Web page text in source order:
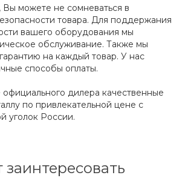
Вы можете не сомневаться в
товара. Для поддержания
вашего оборудования мы
обслуживание. Также мы
на каждый товар. У нас
способы оплаты.
официального дилера качественные
по привлекательной цене с
уголок России.
заинтересовать